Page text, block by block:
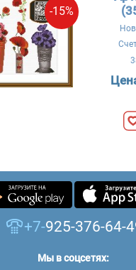
-15%
+7-925-376-64-
Мы в соцсетях: